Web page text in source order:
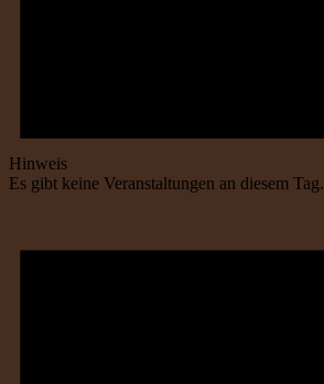
Hinweis
Es gibt keine Veranstaltungen an diesem Tag.